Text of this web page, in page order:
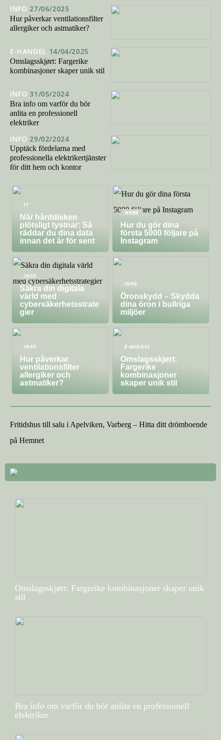
INFO 27/06/2025
Hur påverkar ventilationsfilter
allergiker och astmatiker?
E-HANDEL 14/04/2025
Omslagsskjørt: Fargerike
kombinasjoner skaper unik stil
INFO 31/05/2024
Bra info om varför du bör
anlita en professionell
elektriker
INFO 29/02/2024
Upptäck fördelarna med
professionella elektrikertjänster
för ditt hem och kontor
IT
När hårddisken
plötsligt tystnar: Så
räddar du dina data
innan det är för sent
WEBB
Hur du gör dina
första 5000 följare på
Instagram
INFO
Säkra din digitala
värld med
cybersäkerhetsstrate
gier
INFO
Öronskydd – Skydda
dina öron i bullriga
miljöer
INFO
Hur påverkar
ventilationsfilter
allergiker och
astmatiker?
E-HANDEL
Omslagsskjørt:
Fargerike
kombinasjoner
skaper unik stil
Fritidshus till salu i Apelviken, Varberg – Hitta ditt drömboende
på Hemnet
Omslagsskjørt: Fargerike kombinasjoner skaper unik
stil
Bra info om varför du bör anlita en professionell
elektriker